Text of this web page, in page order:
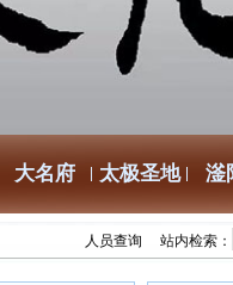
大名府 太极圣地 滏
人员查询 站内检索：